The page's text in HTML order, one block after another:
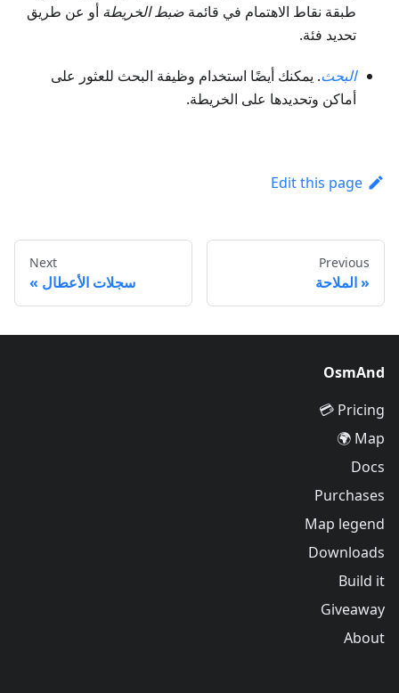
طبقة نقاط الاهتمام في قائمة ضبط الخريطة أو عن طريق
تحديد فئة.
البحث. يمكنك أيضًا استخدام وظيفة البحث للعثور على
أماكن وتحديدها على الخريطة.
Edit this page
Previous
الملاحة
Next
سجلات الأعطال
OsmAnd
Pricing 💳
Map 🌍
Docs
Purchases
Map legend
Downloads
Build it
Giveaway
About